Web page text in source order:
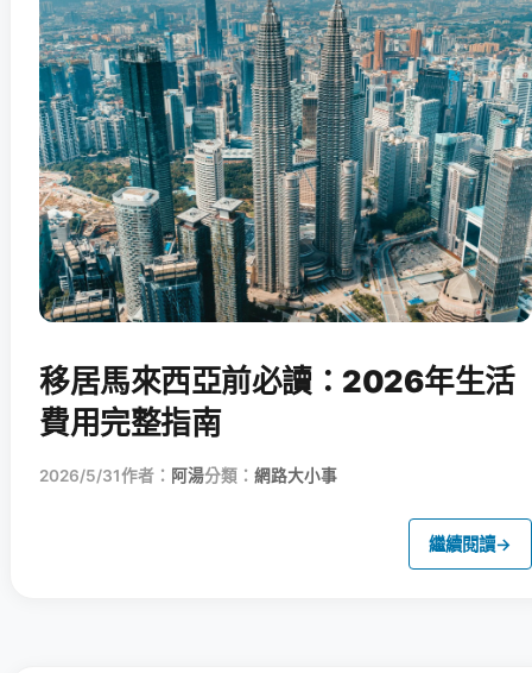
移居馬來西亞前必讀：2026年生活
費用完整指南
2026/5/31作者： 阿湯分類： 網路大小事
繼續閱讀→